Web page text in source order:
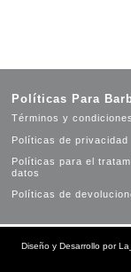
Políticas Para
Términos y condiciones
Políticas de privacidad
Políticas para el
datos
Políticas de
Diseño y Desarrollo por